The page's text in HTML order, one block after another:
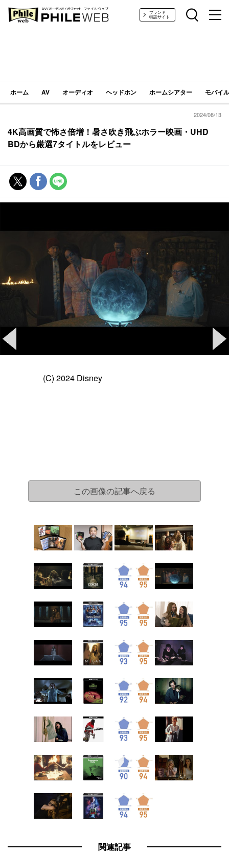
PHILE WEB｜AV/オーディオ/ガジェットブランド
特設サイト
ホーム AV オーディオ ヘッドホン ホームシアター モバイ
2024/08/13
4K高画質で怖さ倍増！暑さ吹き飛ぶホラー映画・UHD
BDから厳選7タイトルをレビュー
(C) 2024 Disney
この画像の記事へ戻る
関連記事